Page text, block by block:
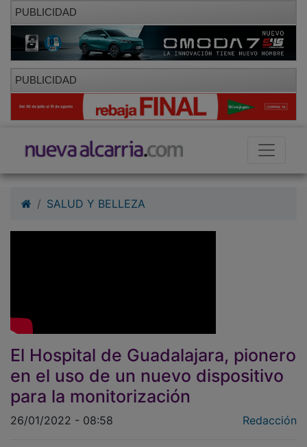
PUBLICIDAD
PUBLICIDAD
El Hospital de Guadalajara, pionero
en el uso de un nuevo dispositivo
para la monitorización
26/01/2022 - 08:58